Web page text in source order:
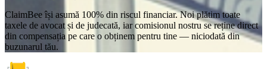
ClaimBee își asumă 100% din riscul financiar. Noi plătim toate
taxele de avocat și de judecată, iar comisionul nostru se reține direct
din compensația pe care o obținem pentru tine — niciodată din
buzunarul tău.